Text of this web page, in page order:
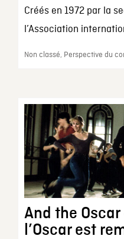
Créés en 1972 par la
l’Association
Non classé, Perspective du
And the
l’Oscar est